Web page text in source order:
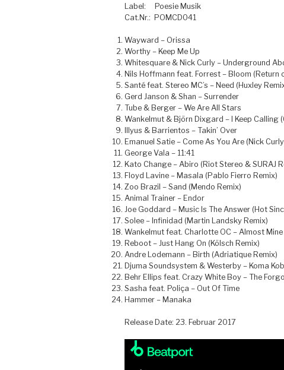
Label: Poesie Musik
Cat.Nr.: POMCD041
Wayward – Orissa
Worthy – Keep Me Up
Whitesquare & Nick Curly – Underground
Nils Hoffmann feat. Forrest – Bloom (Return
Santé feat. Stereo MC’s – Need (Huxley
Gerd Janson & Shan – Surrender
Tube & Berger – We Are All Stars
Wankelmut & Björn Dixgard – I Keep Calling
Illyus & Barrientos – Takin’ Over
Emanuel Satie – Come As You Are (Nick
George Vala – 11:41
Kato Change – Abiro (Riot Stereo & SURAJ
Floyd Lavine – Masala (Pablo Fierro Remix)
Zoo Brazil – Sand (Mendo Remix)
Animal Trainer – Endor
Joe Goddard – Music Is The Answer (Hot
Solee – Infinidad (Martin Landsky Remix)
Wankelmut feat. Charlotte OC – Almost Mine
Reboot – Just Hang On (Kölsch Remix)
Andre Lodemann – Birth (Adriatique Remix)
Djuma Soundsystem & Westerby – Koma
Behr Ellips feat. Crazy White Boy – The
Sasha feat. Poliça – Out Of Time
Hammer – Manaka
Release Date: 23. Februar 2017